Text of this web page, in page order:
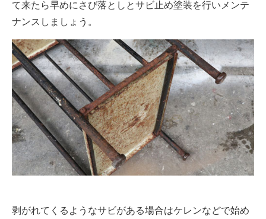
て来たら早めにさび落としとサビ止め塗装を行いメンテ
ナンスしましょう。
剥がれてくるようなサビがある場合はケレンなどで始め